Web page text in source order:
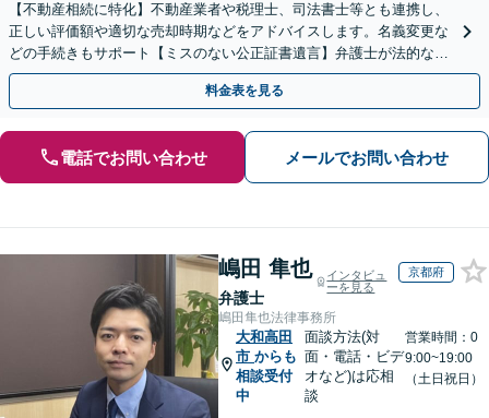
【不動産相続に特化】不動産業者や税理士、司法書士等とも連携し、
正しい評価額や適切な売却時期などをアドバイスします。名義変更な
どの手続きもサポート【ミスのない公正証書遺言】弁護士が法的な観
点から遺言書を作成します。
料金表を見る
電話でお問い合わせ メールでお問い合わせ
嶋田 隼也
弁護士
インタビュ
ーを見る
京都府
嶋田隼也法律事務所
大和高田
市 からも
相談受付
中
面談方法(対
面・電話・ビデ
オなど)は応相
談
営業時間：0
9:00~19:00
（土日祝日）